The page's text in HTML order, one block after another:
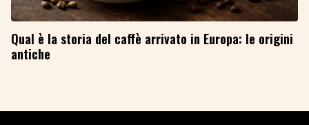
Qual è la storia del caffè arrivato in Europa: le origini
antiche